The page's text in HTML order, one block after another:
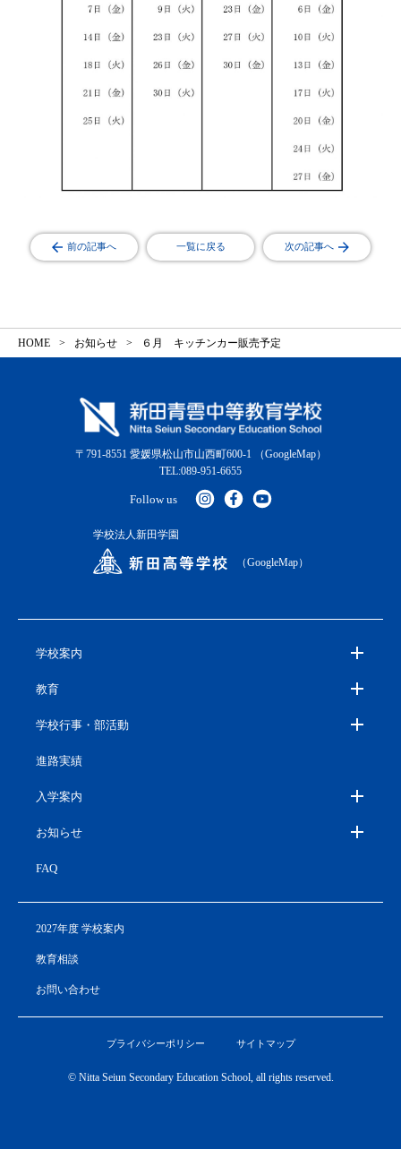
前の記事へ 一覧に戻る 次の記事へ
HOME お知らせ ６月 キッチンカー販売予定
〒791-8551 愛媛県松山市山西町600-1
（GoogleMap）
TEL:089-951-6655
Follow us
学校法人新田学園
（GoogleMap）
学校案内
教育
学校行事・部活動
進路実績
入学案内
お知らせ
FAQ
2027年度 学校案内
教育相談
お問い合わせ
プライバシーポリシー サイトマップ
© Nitta Seiun Secondary Education School, all rights reserved.